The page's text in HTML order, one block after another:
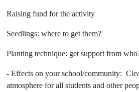
Raising fund for the activity
Seedlings: where to get them?
Planting technique: get support from
- Effects on your school/community:
atmosphere for all students and other